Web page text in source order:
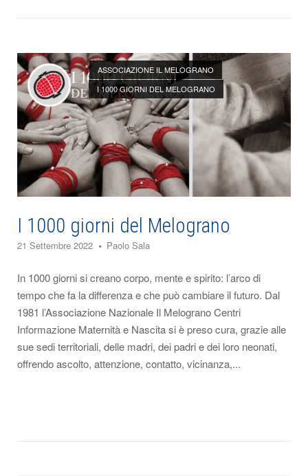
ASSOCIAZIONE IL MELOGRANO
I 1000 GIORNI DEL MELOGRANO
Open post
I 1000 giorni del Melograno
21 Settembre 2022 Paolo Sala
In 1000 giorni si creano corpo, mente e spirito: l’arco di
tempo che fa la differenza e che può cambiare il futuro. Dal
1981 l’Associazione Nazionale Il Melograno Centri
Informazione Maternità e Nascita si è preso cura, grazie alle
sue sedi territoriali, delle madri, dei padri e dei loro neonati,
offrendo ascolto, attenzione, contatto, vicinanza,...